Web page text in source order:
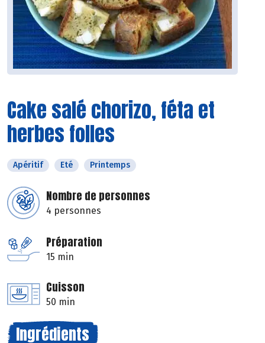
Cake salé chorizo, féta et
herbes folles
Apéritif Eté Printemps
Nombre de personnes
4 personnes
Préparation
15 min
Cuisson
50 min
Ingrédients